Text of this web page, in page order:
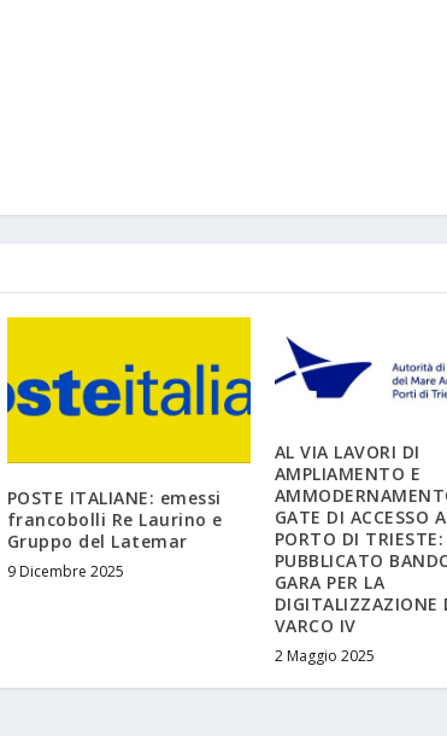
POSTE ITALIANE: emessi
francobolli Re Laurino e
Gruppo del Latemar
9 Dicembre 2025
AL VIA LAVORI DI
AMPLIAMENTO E
GATE DI ACCESSO
PORTO DI TRIESTE:
PUBBLICATO
GARA PER LA
DIGITALIZZAZIONE
VARCO IV
2 Maggio 2025